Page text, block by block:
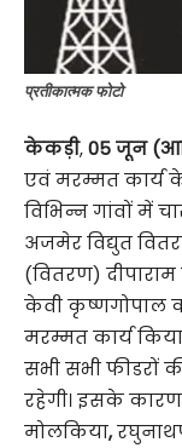
प्रतीकात्मक फोटो
केकड़ी,05 जून
एवं मरम्मत कार्य
विभिन्न गांवों में
अजमेर विद्युत
(वितरण)
केवी कृष्णगोपाल
मरम्मत कार्य
सभी सभी फीडरों
रहेगी। इसके
मोलकिया,